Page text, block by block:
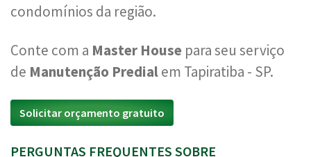
condomínios da região.
Conte com a Master House para seu serviço
de Manutenção Predialem Tapiratiba - SP.
Solicitar orçamento gratuito
PERGUNTAS FREQUENTES SOBRE